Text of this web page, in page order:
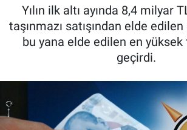
Yılın ilk altı ayında 8,4 milyar
taşınmazı satışından elde edilen
bu yana elde edilen en yüksek
geçirdi.